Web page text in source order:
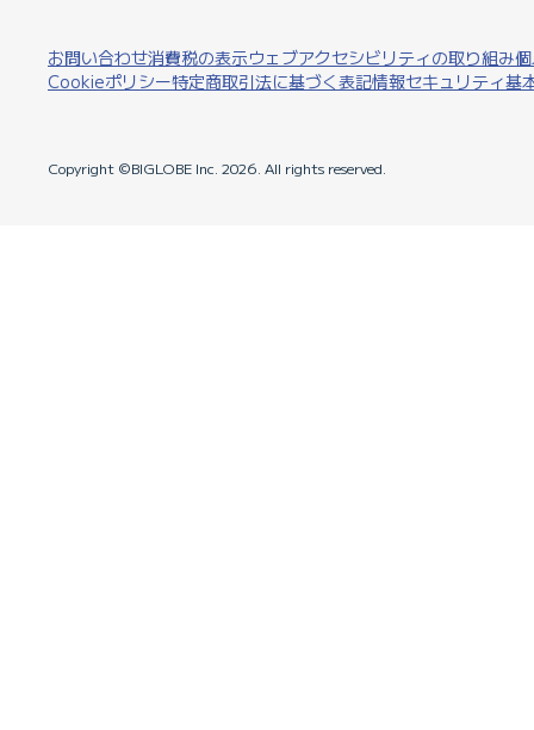
お問い合わせ消費税の表示ウェブアクセシビリティの取り組み
Cookieポリシー特定商取引法に基づく表記情報セキュリティ基
Copyright ©BIGLOBE Inc. 2026. All rights reserved.